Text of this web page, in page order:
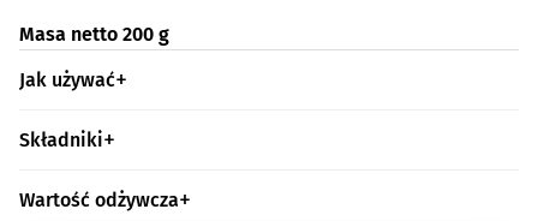
Masa netto 200 g
Jak używać
Składniki
Wartość odżywcza